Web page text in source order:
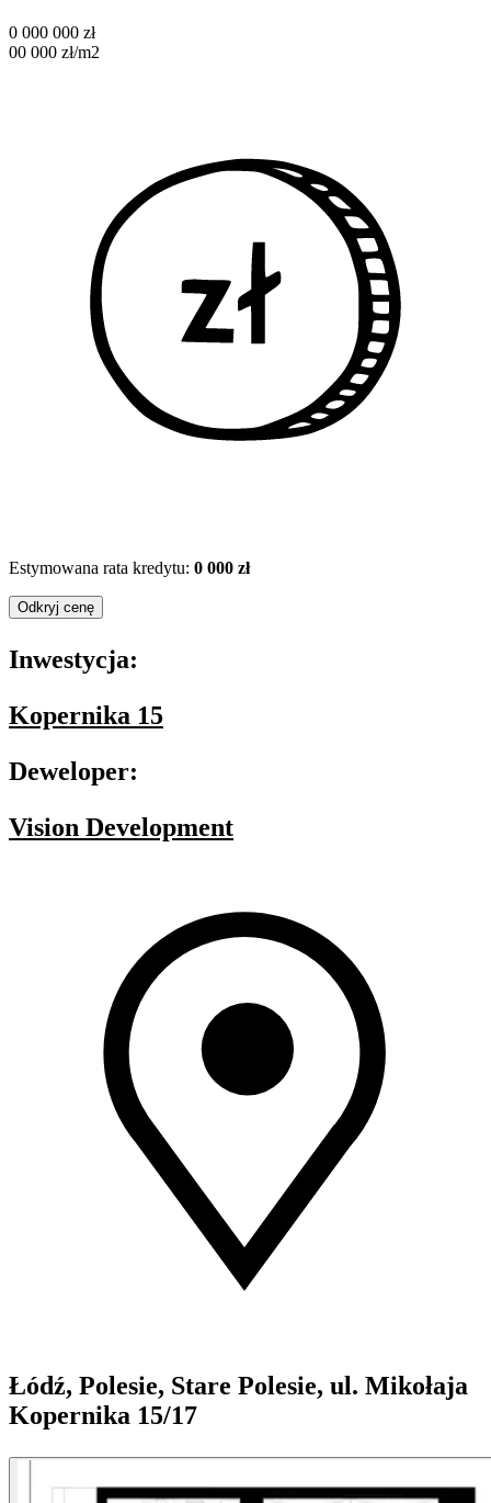
0 000 000 zł
00 000 zł/m2
Estymowana rata kredytu: 0 000 zł
Odkryj cenę
Inwestycja:
Kopernika 15
Deweloper:
Vision Development
Łódź, Polesie, Stare Polesie, ul. Mikołaja
Kopernika 15/17